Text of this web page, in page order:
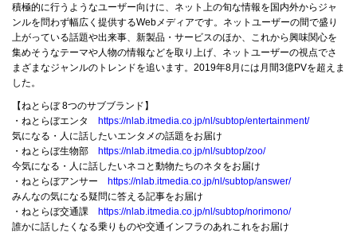
積極的に行うようなユーザー向けに、ネット上の旬な情報を国内外からジャ
ンルを問わず幅広く提供するWebメディアです。ネットユーザーの間で盛り
上がっている話題や出来事、新製品・サービスのほか、これから興味関心を
集めそうなテーマや人物の情報などを取り上げ、ネットユーザーの視点でさ
まざまなジャンルのトレンドを追います。2019年8月には月間3億PVを超えま
した。
【ねとらぼ 8つのサブブランド】
・ねとらぼエンタ https://nlab.itmedia.co.jp/nl/subtop/entertainment/
気になる・人に話したいエンタメの話題をお届け
・ねとらぼ生物部 https://nlab.itmedia.co.jp/nl/subtop/zoo/
今気になる・人に話したいネコと動物たちのネタをお届け
・ねとらぼアンサー https://nlab.itmedia.co.jp/nl/subtop/answer/
みんなの気になる疑問に答える記事をお届け
・ねとらぼ交通課 https://nlab.itmedia.co.jp/nl/subtop/norimono/
誰かに話したくなる乗りものや交通インフラのあれこれをお届け